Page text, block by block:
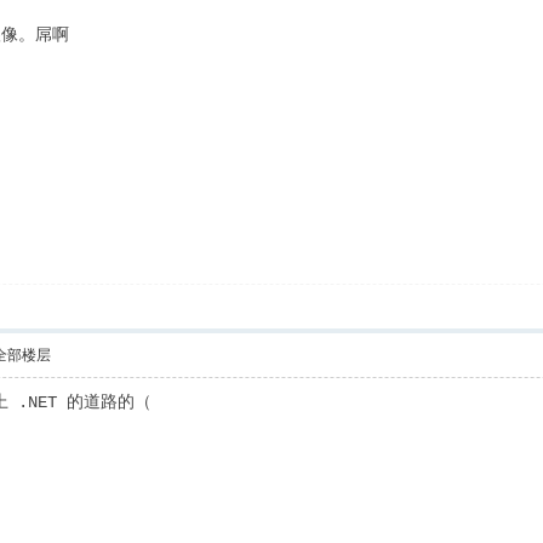
。屌啊
部楼层
.NET 的道路的（